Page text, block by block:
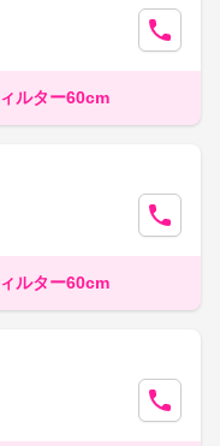
ルター60cm
ルター60cm